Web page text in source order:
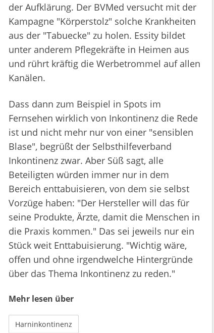
der Aufklärung. Der BVMed versucht mit der
Kampagne "Körperstolz" solche Krankheiten
aus der "Tabuecke" zu holen. Essity bildet
unter anderem Pflegekräfte in Heimen aus
und rührt kräftig die Werbetrommel auf allen
Kanälen.
Dass dann zum Beispiel in Spots im
Fernsehen wirklich von Inkontinenz die Rede
ist und nicht mehr nur von einer "sensiblen
Blase", begrüßt der Selbsthilfeverband
Inkontinenz zwar. Aber Süß sagt, alle
Beteiligten würden immer nur in dem
Bereich enttabuisieren, von dem sie selbst
Vorzüge haben: "Der Hersteller will das für
seine Produkte, Ärzte, damit die Menschen in
die Praxis kommen." Das sei jeweils nur ein
Stück weit Enttabuisierung. "Wichtig wäre,
offen und ohne irgendwelche Hintergründe
über das Thema Inkontinenz zu reden."
Mehr lesen über
Harninkontinenz